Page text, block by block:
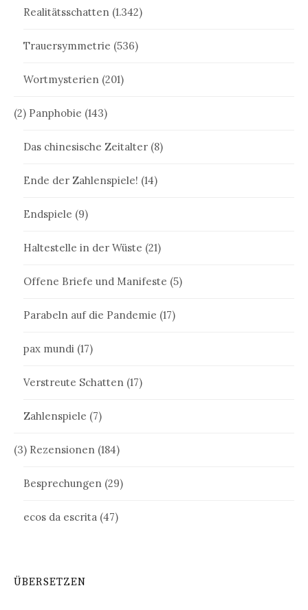
Realitätsschatten (1.342)
Trauersymmetrie (536)
Wortmysterien (201)
(2) Panphobie (143)
Das chinesische Zeitalter (8)
Ende der Zahlenspiele! (14)
Endspiele (9)
Haltestelle in der Wüste (21)
Offene Briefe und Manifeste (5)
Parabeln auf die Pandemie (17)
pax mundi (17)
Verstreute Schatten (17)
Zahlenspiele (7)
(3) Rezensionen (184)
Besprechungen (29)
ecos da escrita (47)
ÜBERSETZEN